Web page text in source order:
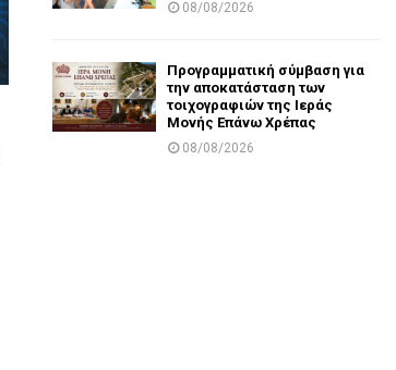
08/08/2026
Προγραμματική σύμβαση για
την αποκατάσταση των
τοιχογραφιών της Ιεράς
Μονής Επάνω Χρέπας
08/08/2026